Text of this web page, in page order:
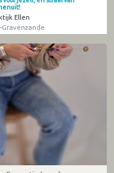
Ellen
Gravenzande